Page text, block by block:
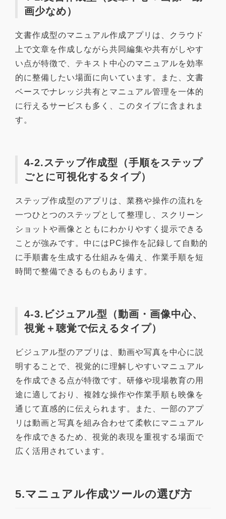
画少なめ）
文書作成型のマニュアル作成アプリは、クラウド
上で文章を作成しながら共同編集や共有がしやす
い点が特徴で、テキスト中心のマニュアルを効率
的に整備したい場面に向いています。また、文書
ベースでナレッジ共有とマニュアル管理を一体的
に行えるサービスも多く、このタイプに含まれま
す。
4-2.ステップ作成型（手順をステップ
ごとに可視化するタイプ）
ステップ作成型のアプリは、業務や操作の流れを
一つひとつのステップとして整理し、スクリーン
ショットや画像とともにわかりやすく提示できる
ことが強みです。中にはPC操作を記録して自動的
に手順書を生成する仕組みを備え、作業手順を短
時間で整備できるものもあります。
4-3.ビジュアル型（動画・画像中心、
視覚＋聴覚で伝えるタイプ）
ビジュアル型のアプリは、動画や写真を中心に説
明することで、視覚的に理解しやすいマニュアル
を作成できる点が特徴です。研修や現場教育の用
途に適しており、複雑な操作や作業手順も映像を
通じて直感的に伝えられます。また、一部のアプ
リは動画と写真を組み合わせて柔軟にマニュアル
を作成できるため、視覚的表現を重視する場面で
広く活用されています。
5.マニュアル作成ツールの選び方